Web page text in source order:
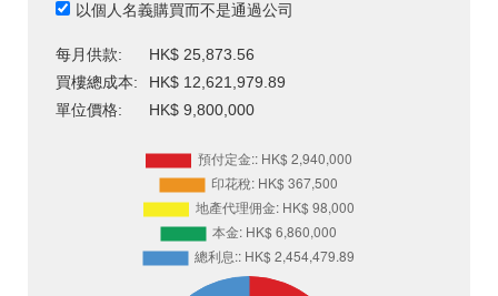
以個人名義購買而不是通過公司
每月供款:
HK$ 25,873.56
買樓總成本:
HK$ 12,621,979.89
單位價格:
HK$ 9,800,000